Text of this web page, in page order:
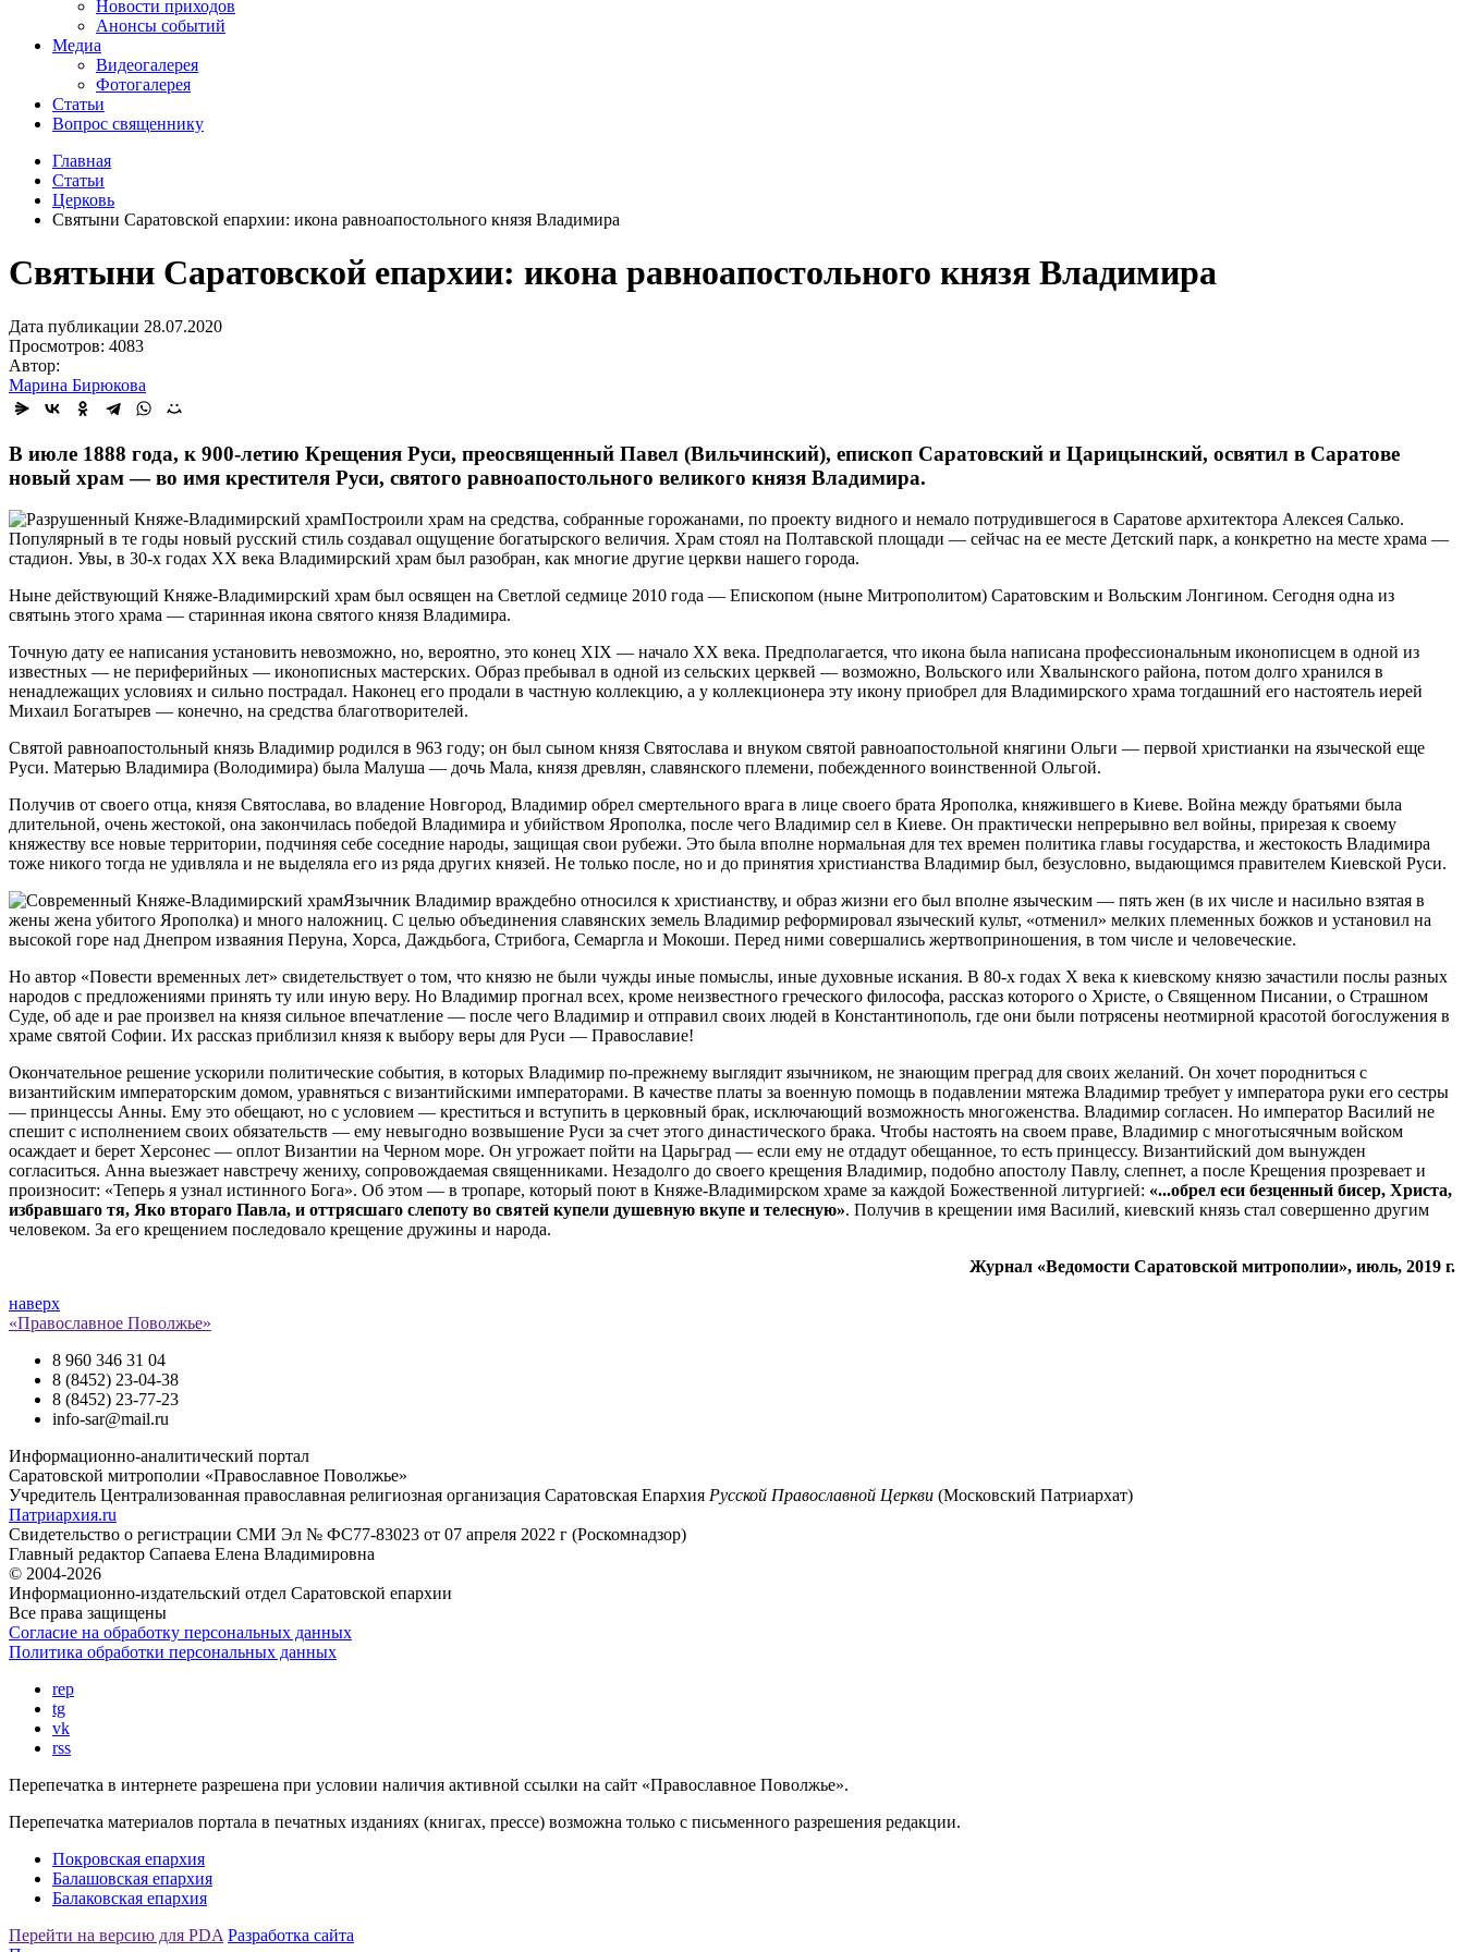
Новости приходов
Анонсы событий
Медиа
Видеогалерея
Фотогалерея
Статьи
Вопрос священнику
Главная
Статьи
Церковь
Святыни Саратовской епархии: икона равноапостольного князя Владимира
Святыни Саратовской епархии: икона равноапостольного князя Владимира
Дата публикации 28.07.2020
Просмотров: 4083
Автор:
Марина Бирюкова
В июле 1888 года, к 900‑летию Крещения Руси, преосвященный Павел (Вильчинский), епископ Саратовский и Царицынский, освятил в Саратове
новый храм — во имя крестителя Руси, святого равноапостольного великого князя Владимира.
Построили храм на средства, собранные горожанами, по проекту видного и немало потрудившегося в Саратове архитектора Алексея Салько.
Популярный в те годы новый русский стиль создавал ощущение богатырского величия. Храм стоял на Полтавской площади — сейчас на ее месте Детский парк, а конкретно на месте храма —
стадион. Увы, в 30‑х годах ХХ века Владимирский храм был разобран, как многие другие церкви нашего города.
Ныне действующий Княже-Владимирский храм был освящен на Светлой седмице 2010 года — Епископом (ныне Митрополитом) Саратовским и Вольским Лонгином. Сегодня одна из
святынь этого храма — старинная икона святого князя Владимира.
Точную дату ее написания установить невозможно, но, вероятно, это конец XIX — начало XX века. Предполагается, что икона была написана профессиональным иконописцем в одной из
известных — не периферийных — иконописных мастерских. Образ пребывал в одной из сельских церквей — возможно, Вольского или Хвалынского района, потом долго хранился в
ненадлежащих условиях и сильно пострадал. Наконец его продали в частную коллекцию, а у коллекционера эту икону приобрел для Владимирского храма тогдашний его настоятель иерей
Михаил Богатырев — конечно, на средства благотворителей.
Святой равноапостольный князь Владимир родился в 963 году; он был сыном князя Святослава и внуком святой равноапостольной княгини Ольги — первой христианки на языческой еще
Руси. Матерью Владимира (Володимира) была Малуша — дочь Мала, князя древлян, славянского племени, побежденного воинственной Ольгой.
Получив от своего отца, князя Святослава, во владение Новгород, Владимир обрел смертельного врага в лице своего брата Ярополка, княжившего в Киеве. Война между братьями была
длительной, очень жестокой, она закончилась победой Владимира и убийством Ярополка, после чего Владимир сел в Киеве. Он практически непрерывно вел войны, прирезая к своему
княжеству все новые территории, подчиняя себе соседние народы, защищая свои рубежи. Это была вполне нормальная для тех времен политика главы государства, и жестокость Владимира
тоже никого тогда не удивляла и не выделяла его из ряда других князей. Не только после, но и до принятия христианства Владимир был, безусловно, выдающимся правителем Киевской Руси.
Язычник Владимир враждебно относился к христианству, и образ жизни его был вполне языческим — пять жен (в их числе и насильно взятая в
жены жена убитого Ярополка) и много наложниц. С целью объединения славянских земель Владимир реформировал языческий культ, «отменил» мелких племенных божков и установил на
высокой горе над Днепром изваяния Перуна, Хорса, Даждьбога, Стрибога, Семаргла и Мокоши. Перед ними совершались жертвоприношения, в том числе и человеческие.
Но автор «Повести временных лет» свидетельствует о том, что князю не были чужды иные помыслы, иные духовные искания. В 80‑х годах Х века к киевскому князю зачастили послы разных
народов с предложениями принять ту или иную веру. Но Владимир прогнал всех, кроме неизвестного греческого философа, рассказ которого о Христе, о Священном Писании, о Страшном
Суде, об аде и рае произвел на князя сильное впечатление — после чего Владимир и отправил своих людей в Константинополь, где они были потрясены неотмирной красотой богослужения в
храме святой Софии. Их рассказ приблизил князя к выбору веры для Руси — Православие!
Окончательное решение ускорили политические события, в которых Владимир по-прежнему выглядит язычником, не знающим преград для своих желаний. Он хочет породниться с
византийским императорским домом, уравняться с византийскими императорами. В качестве платы за военную помощь в подавлении мятежа Владимир требует у императора руки его сестры
— принцессы Анны. Ему это обещают, но с условием — креститься и вступить в церковный брак, исключающий возможность многоженства. Владимир согласен. Но император Василий не
спешит с исполнением своих обязательств — ему невыгодно возвышение Руси за счет этого династического брака. Чтобы настоять на своем праве, Владимир с многотысячным войском
осаждает и берет Херсонес — оплот Византии на Черном море. Он угрожает пойти на Царьград — если ему не отдадут обещанное, то есть принцессу. Византийский дом вынужден
согласиться. Анна выезжает навстречу жениху, сопровождаемая священниками. Незадолго до своего крещения Владимир, подобно апостолу Павлу, слепнет, а после Крещения прозревает и
произносит: «Теперь я узнал истинного Бога». Об этом — в тропаре, который поют в Княже-Владимирском храме за каждой Божественной литургией: «...обрел еси безценный бисер, Христа,
избравшаго тя, Яко втораго Павла, и оттрясшаго слепоту во святей купели душевную вкупе и телесную». Получив в крещении имя Василий, киевский князь стал совершенно другим
человеком. За его крещением последовало крещение дружины и народа.
Журнал «Ведомости Саратовской митрополии», июль, 2019 г.
наверх
«Православное Поволжье»
8 960 346 31 04
8 (8452) 23-04-38
8 (8452) 23-77-23
info-sar@mail.ru
Информационно-аналитический портал
Саратовской митрополии «Православное Поволжье»
Учредитель Централизованная православная религиозная организация Саратовская Епархия Русской Православной Церкви (Московский Патриархат)
Патриархия.ru
Свидетельство о регистрации СМИ Эл № ФС77-83023 от 07 апреля 2022 г (Роскомнадзор)
Главный редактор Сапаева Елена Владимировна
© 2004-2026
Информационно-издательский отдел Саратовской епархии
Все права защищены
Согласие на обработку персональных данных
Политика обработки персональных данных
rep
tg
vk
rss
Перепечатка в интернете разрешена при условии наличия активной ссылки на сайт «Православное Поволжье».
Перепечатка материалов портала в печатных изданиях (книгах, прессе) возможна только с письменного разрешения редакции.
Покровская епархия
Балашовская епархия
Балаковская епархия
Перейти на версию для PDA Разработка сайта